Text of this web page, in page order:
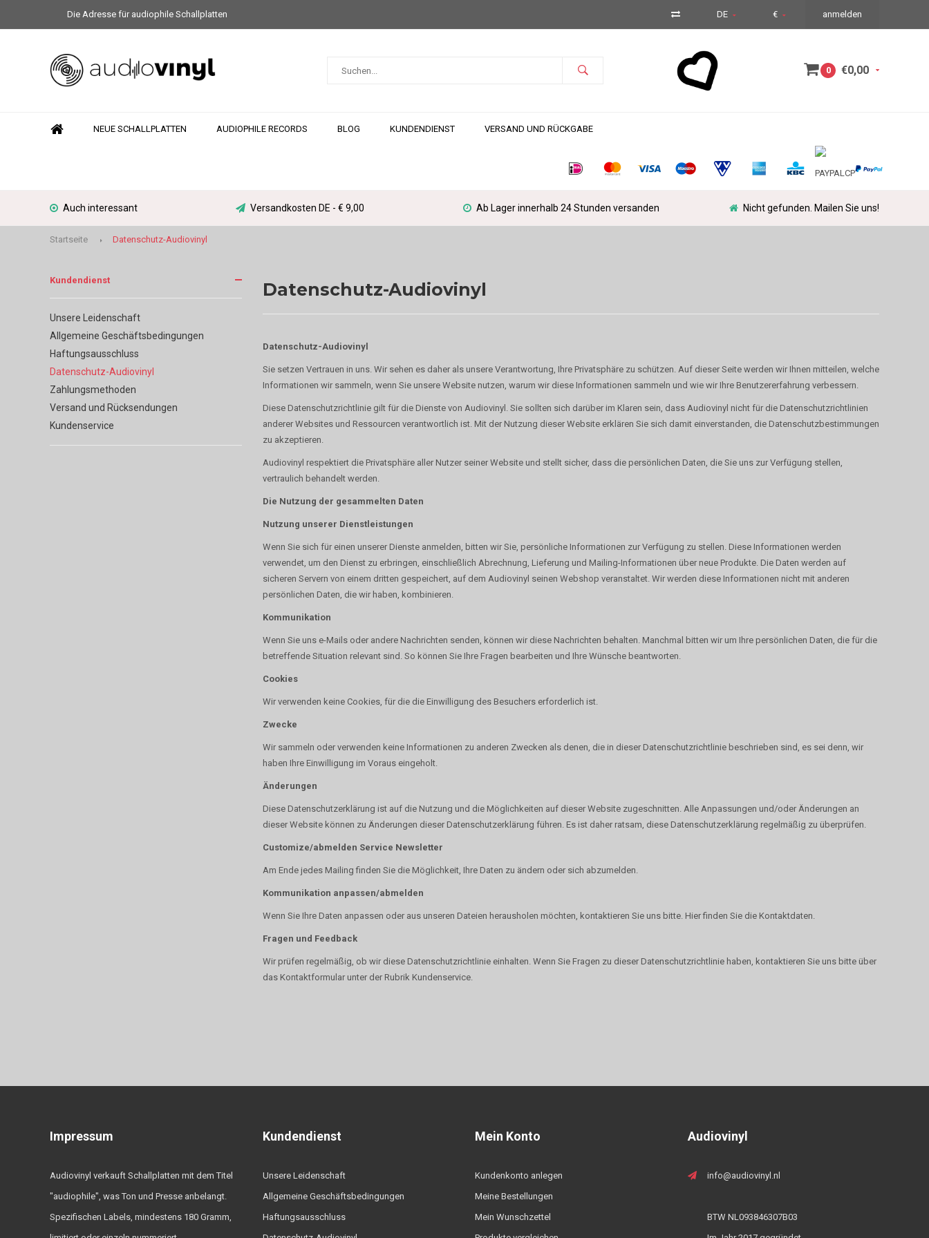
Die Adresse für audiophile Schallplatten DE € anmelden
0 €0,00
NEUE SCHALLPLATTEN AUDIOPHILE RECORDS BLOG KUNDENDIENST VERSAND UND RÜCKGABE
Auch interessant Versandkosten DE - € 9,00 Ab Lager innerhalb 24 Stunden versanden Nicht gefunden. Mailen Sie uns!
Startseite Datenschutz-Audiovinyl
Kundendienst
Unsere Leidenschaft
Allgemeine Geschäftsbedingungen
Haftungsausschluss
Datenschutz-Audiovinyl
Zahlungsmethoden
Versand und Rücksendungen
Kundenservice
Datenschutz-Audiovinyl
Datenschutz-Audiovinyl
Sie setzen Vertrauen in uns. Wir sehen es daher als unsere Verantwortung, Ihre Privatsphäre zu schützen. Auf dieser Seite werden wir Ihnen mitteilen, welche
Informationen wir sammeln, wenn Sie unsere Website nutzen, warum wir diese Informationen sammeln und wie wir Ihre Benutzererfahrung verbessern.
Diese Datenschutzrichtlinie gilt für die Dienste von Audiovinyl. Sie sollten sich darüber im Klaren sein, dass Audiovinyl nicht für die Datenschutzrichtlinien
anderer Websites und Ressourcen verantwortlich ist. Mit der Nutzung dieser Website erklären Sie sich damit einverstanden, die Datenschutzbestimmungen
zu akzeptieren.
Audiovinyl respektiert die Privatsphäre aller Nutzer seiner Website und stellt sicher, dass die persönlichen Daten, die Sie uns zur Verfügung stellen,
vertraulich behandelt werden.
Die Nutzung der gesammelten Daten
Nutzung unserer Dienstleistungen
Wenn Sie sich für einen unserer Dienste anmelden, bitten wir Sie, persönliche Informationen zur Verfügung zu stellen. Diese Informationen werden
verwendet, um den Dienst zu erbringen, einschließlich Abrechnung, Lieferung und Mailing-Informationen über neue Produkte. Die Daten werden auf
sicheren Servern von einem dritten gespeichert, auf dem Audiovinyl seinen Webshop veranstaltet. Wir werden diese Informationen nicht mit anderen
persönlichen Daten, die wir haben, kombinieren.
Kommunikation
Wenn Sie uns e-Mails oder andere Nachrichten senden, können wir diese Nachrichten behalten. Manchmal bitten wir um Ihre persönlichen Daten, die für die
betreffende Situation relevant sind. So können Sie Ihre Fragen bearbeiten und Ihre Wünsche beantworten.
Cookies
Wir verwenden keine Cookies, für die die Einwilligung des Besuchers erforderlich ist.
Zwecke
Wir sammeln oder verwenden keine Informationen zu anderen Zwecken als denen, die in dieser Datenschutzrichtlinie beschrieben sind, es sei denn, wir
haben Ihre Einwilligung im Voraus eingeholt.
Änderungen
Diese Datenschutzerklärung ist auf die Nutzung und die Möglichkeiten auf dieser Website zugeschnitten. Alle Anpassungen und/oder Änderungen an
dieser Website können zu Änderungen dieser Datenschutzerklärung führen. Es ist daher ratsam, diese Datenschutzerklärung regelmäßig zu überprüfen.
Customize/abmelden Service Newsletter
Am Ende jedes Mailing finden Sie die Möglichkeit, Ihre Daten zu ändern oder sich abzumelden.
Kommunikation anpassen/abmelden
Wenn Sie Ihre Daten anpassen oder aus unseren Dateien herausholen möchten, kontaktieren Sie uns bitte. Hier finden Sie die Kontaktdaten.
Fragen und Feedback
Wir prüfen regelmäßig, ob wir diese Datenschutzrichtlinie einhalten. Wenn Sie Fragen zu dieser Datenschutzrichtlinie haben, kontaktieren Sie uns bitte über
das Kontaktformular unter der Rubrik Kundenservice.
Impressum
Audiovinyl verkauft Schallplatten mit dem Titel
"audiophile", was Ton und Presse anbelangt.
Spezifischen Labels, mindestens 180 Gramm,
Kundendienst
Unsere Leidenschaft
Allgemeine Geschäftsbedingungen
Haftungsausschluss
Mein Konto
Kundenkonto anlegen
Meine Bestellungen
Mein Wunschzettel
Audiovinyl
info@audiovinyl.nl
BTW NL093846307B03